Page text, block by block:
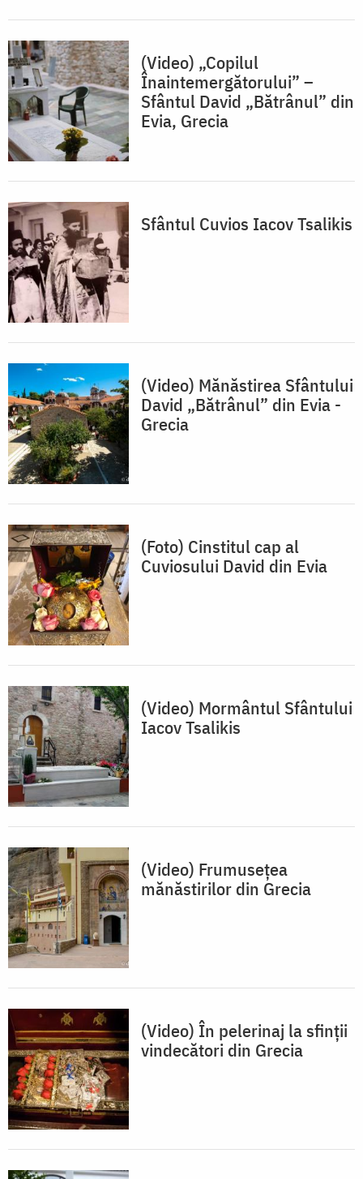
(Video) „Copilul
Înaintemergătorului” –
Sfântul David „Bătrânul” din
Evia, Grecia
Sfântul Cuvios Iacov Tsalikis
(Video) Mănăstirea Sfântului
David „Bătrânul” din Evia -
Grecia
(Foto) Cinstitul cap al
Cuviosului David din Evia
(Video) Mormântul Sfântului
Iacov Tsalikis
(Video) Frumusețea
mănăstirilor din Grecia
(Video) În pelerinaj la sfinții
vindecători din Grecia